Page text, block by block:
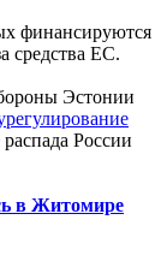
финансируются
средства ЕС.
Эстонии
распада России
в Житомире